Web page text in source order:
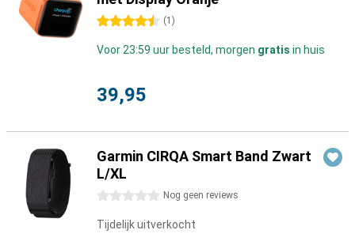
4.5 sterren (1 )
Voor 23:59 uur besteld, morgen gratis in huis
39,95
Garmin CIRQA Smart Band Zwart
L/XL
0 sterren Nog geen reviews
Tijdelijk uitverkocht